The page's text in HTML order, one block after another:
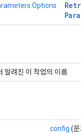
알려진 이 작업의 이름
config (